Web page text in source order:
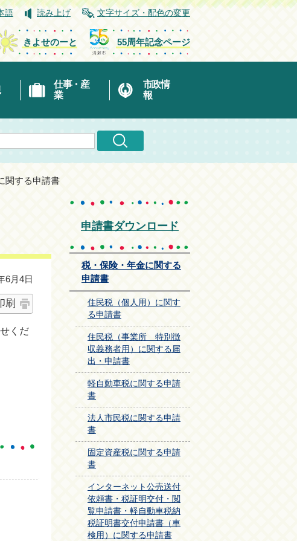
語 読み上げ 文字サイズ・配色の変更
きよせのーと 55周年記念ページ
仕事・産
業
市政情
報
関する申請書
6月4日
刷
くだ
申請書ダウンロード
税・保険・年金に関する
申請書
住民税（個人用）に関す
る申請書
住民税（事業所 特別徴
収義務者用）に関する届
出・申請書
軽自動車税に関する申請
書
法人市民税に関する申請
書
固定資産税に関する申請
書
インターネット公売送付
依頼書・税証明交付・閲
覧申請書・軽自動車税納
税証明書交付申請書（車
検用）に関する申請書